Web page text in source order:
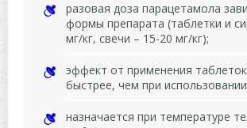
разовая доза парацетамола
формы препарата (таблетки и
мг/кг, свечи – 15-20 мг/кг);
эффект от применения
быстрее, чем при
назначается при температуре